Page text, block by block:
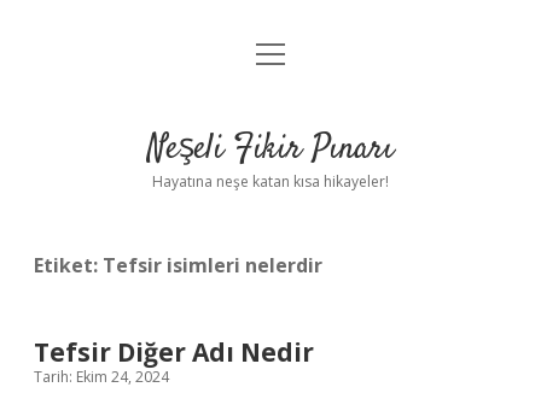
Anasayfa
Yasal Uyarı
menüyü
Neşeli Fikir Pınarı
Hayatına neşe katan kısa hikayeler!
Etiket: Tefsir isimleri nelerdir
Tefsir Diğer Adı Nedir
Tarih: Ekim 24, 2024